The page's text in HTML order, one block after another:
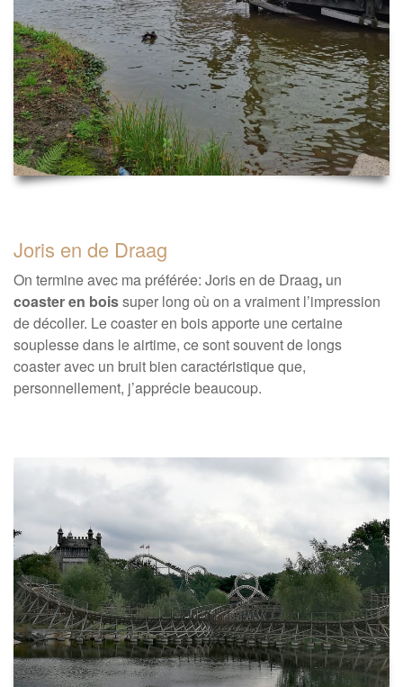
Joris en de Draag
On termine avec ma préférée: Joris en de Draag, un
coaster en boissuper long où on a vraiment l’impression
de décoller. Le coaster en bois apporte une certaine
souplesse dans le airtime, ce sont souvent de longs
coaster avec un bruit bien caractéristique que,
personnellement, j’apprécie beaucoup.